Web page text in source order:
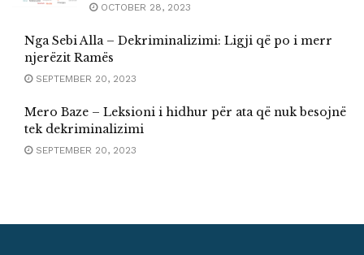
OCTOBER 28, 2023
Nga Sebi Alla – Dekriminalizimi: Ligji që po i merr
njerëzit Ramës
SEPTEMBER 20, 2023
Mero Baze – Leksioni i hidhur për ata që nuk besojnë
tek dekriminalizimi
SEPTEMBER 20, 2023